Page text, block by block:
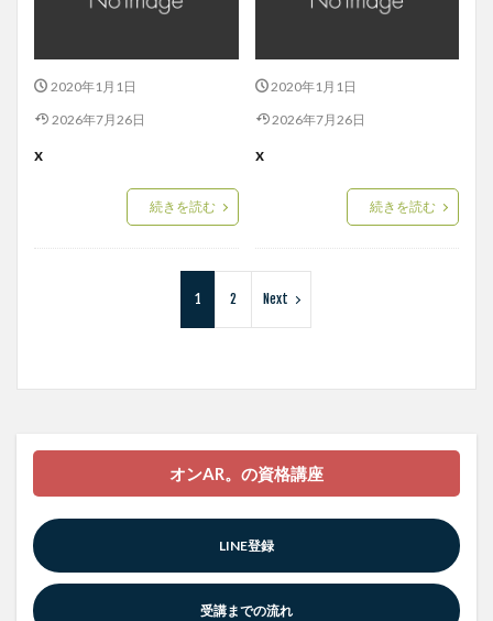
2020年1月1日
2026年7月26日
x
続きを読む
2020年1月1日
2026年7月26日
x
続きを読む
1 2 Next
オンAR。の資格講座
LINE登録
受講までの流れ